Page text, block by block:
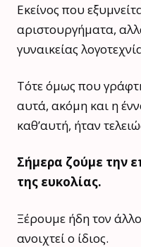
Εκείνος που
αριστουργήματα,
γυναικείας
Τότε όμως που
αυτά, ακόμη και η
καθ’αυτή, ήταν
Σήμερα ζούμε την
της ευκολίας.
Ξέρουμε ήδη τον
ανοιχτεί ο ίδιος.